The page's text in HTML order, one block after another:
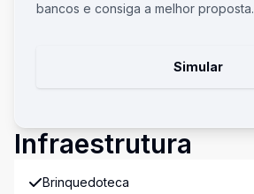
bancos e consiga a melhor proposta.
Simular
Infraestrutura
Brinquedoteca